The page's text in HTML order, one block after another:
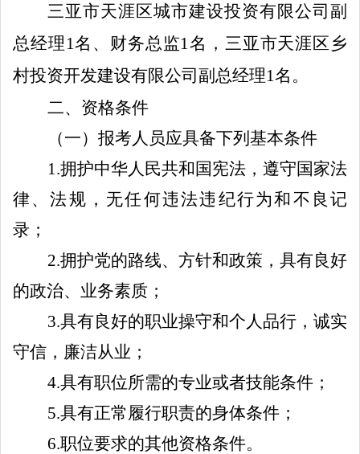
三亚市天涯区城市建设投资有限公司副
总经理 1名、财务总监1 名，三亚市天涯区乡
村投资开发建设有限公司副总经理1名。
二、资格条件
（一）报考人员应具备下列基本条件
1 .拥护中华人民共和国宪法，遵守国家法
律、法规，无任何违法违纪行为和不良记
录；
2.拥护党的路线、方针和政策，具有良好
的政治、业务素质；
3.具有良好的职业操守和个人品行，诚实
守信，廉洁从业；
4.具有职位所需的专业或者技能条件；
5.具有正常履行职责的身体条件；
6.职位要求的其他资格条件。